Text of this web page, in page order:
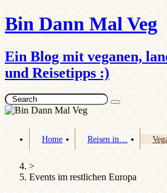
Bin Dann Mal Veg
Ein Blog mit veganen,
und Reisetipps :)
Search
Home Reisen in…
>
Events im restlichen Europa